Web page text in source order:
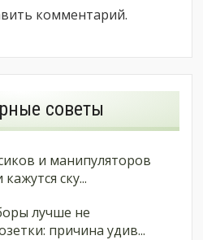
комментарий.
советы
и манипуляторов
ску...
лучше не
причина удив...